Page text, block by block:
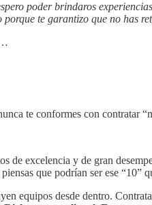
poder brindaros
te garantizo que no has
te conformes con contratar
de excelencia y de gran
que podrían ser ese
equipos desde dentro.